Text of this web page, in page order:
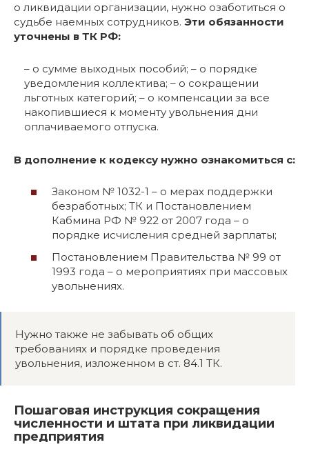
о ликвидации организации, нужно озаботиться о
судьбе наемных сотрудников. Эти обязанности
уточнены в ТК РФ:
– о сумме выходных пособий; – о порядке
уведомления коллектива; – о сокращении
льготных категорий; – о компенсации за все
накопившиеся к моменту увольнения дни
оплачиваемого отпуска.
В дополнение к кодексу нужно ознакомиться с:
Законом № 1032-1 – о мерах поддержки
безработных; ТК и Постановлением
Кабмина РФ № 922 от 2007 года – о
порядке исчисления средней зарплаты;
Постановлением Правительства № 99 от
1993 года – о мероприятиях при массовых
увольнениях.
Нужно также не забывать об общих
требованиях и порядке проведения
увольнения, изложенном в ст. 84.1 ТК.
Пошаговая инструкция сокращения
численности и штата при ликвидации
предприятия